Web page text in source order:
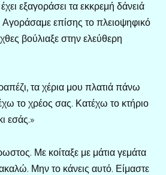
εξαγοράσει τα εκκρεμή δάνειά
επίσης το πλειοψηφικό
βούλιαξε στην ελεύθερη
τα χέρια μου πλατιά πάνω
το χρέος σας. Κατέχω το κτήριο
εσάς.»
Με κοίταξε με μάτια γεμάτα
Μην το κάνεις αυτό. Είμαστε